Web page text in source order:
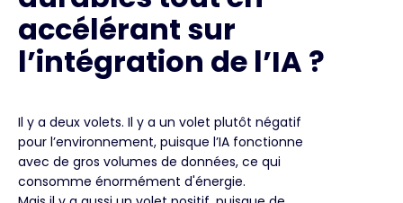
accélérant sur
l’intégration de l’IA ?
Il y a deux volets. Il y a un volet plutôt négatif
pour l’environnement, puisque l’IA fonctionne
avec de gros volumes de données, ce qui
consomme énormément d'énergie.